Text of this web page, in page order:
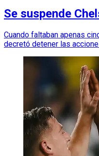
Se suspende
Cuando faltaban apenas
decretó detener las